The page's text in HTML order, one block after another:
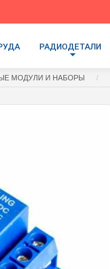
РАДИОДЕТАЛИ
МОДУЛИ И НАБОРЫ